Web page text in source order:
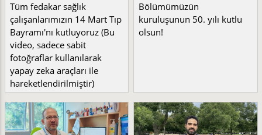
Tüm fedakar sağlık
çalışanlarımızın 14 Mart Tıp
Bayramı'nı kutluyoruz (Bu
video, sadece sabit
fotoğraflar kullanılarak
yapay zeka araçları ile
hareketlendirilmiştir)
Bölümümüzün
kuruluşunun 50. yılı kutlu
olsun!